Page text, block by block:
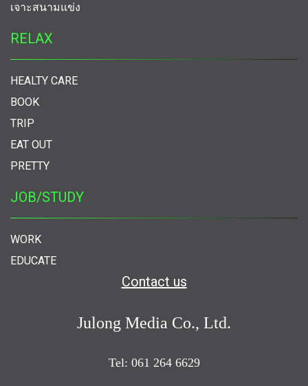
เจาะสนามแข่ง
RELAX
HEALTY CARE
BOOK
TRIP
EAT OUT
PRETTY
JOB/STUDY
WORK
EDUCATE
Contact us
Julong Media Co., Ltd.
Tel: 061 264 6629